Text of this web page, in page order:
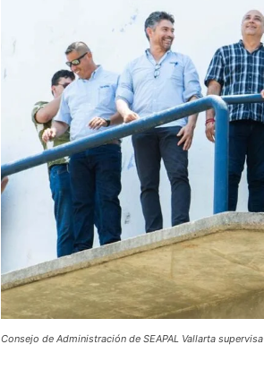
Consejo de Administración de SEAPAL Vallarta